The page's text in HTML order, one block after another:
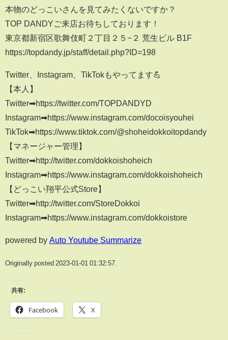
本物のどっこいさんを見てみたくないですか？
TOP DANDYご来店お待ちしております！
東京都新宿区歌舞伎町２丁目２５−２ 荒生ビル B1F
https://topdandy.jp/staff/detail.php?ID=198
Twitter、Instagram、TikTokもやってます💪
【本人】
Twitter➡︎https://twitter.com/TOPDANDYD
Instagram➡︎https://www.instagram.com/docoisyouhei
TikTok➡︎https://www.tiktok.com/@shoheidokkoitopdandy
【マネージャー管理】
Twitter➡︎http://twitter.com/dokkoishoheich
Instagram➡︎https://www.instagram.com/dokkoishoheich
【どっこい翔平公式Store】
Twitter➡︎http://twitter.com/StoreDokkoi
Instagram➡︎https://www.instagram.com/dokkoistore
powered by Auto Youtube Summarize
Originally posted 2023-01-01 01:32:57.
共有:
Facebook X